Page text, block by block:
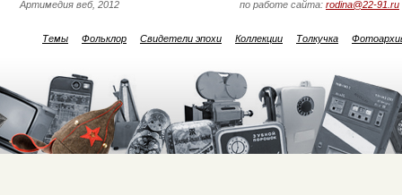
Артимедия веб, 2012
по работе сайта: rodina@22-91.ru
Темы Фольклор Свидетели эпохи Коллекции Толкучка